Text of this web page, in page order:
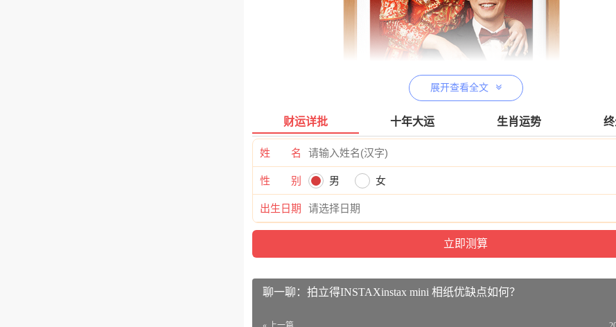
仙视A27HA1价格参考：
Goodview 节日礼品高清电子相册数码相框送礼送父母长辈送客户轻奢时尚
结婚生日礼物27英寸活动到手价格1499元【查看最近优惠活动】
仙视A27HA1参数：
展开查看全文
财运详批 十年大运 生肖运势
姓 名
性 别 男 女
出生日期
聊一聊：拍立得INSTAXinstax mini 相纸优缺点如何？